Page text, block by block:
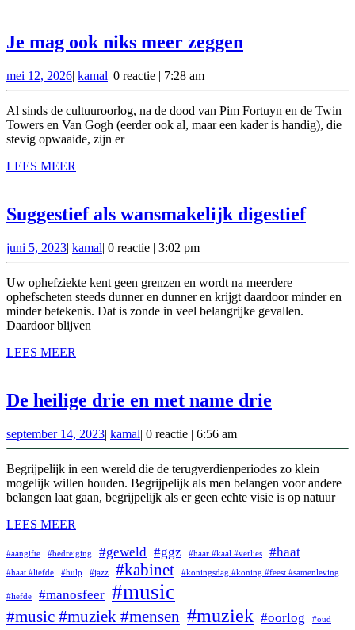
Je mag ook niks meer zeggen
niks
meer
mei 12, 2026mei
12,
2026
| kamalkamal
| 0 reactie | 7:28 am
Al sinds de cultuuroorlog, na de dood van Pim Fortuyn en de Twin
Towers en Van Gogh (eerder ook al, maar een kader is handig), die
stevig opwaaide, zijn er
LEES MEER
Suggestief als wansmakelijk digestief
juni 5, 2023juni
5,
2023
| kamalkamal
| 0 reactie | 3:02 pm
Uw ophefziekte kent geen grenzen en wordt na meerdere
ophefscheten steeds dunner en dunner en krijgt daardoor minder en
minder betekenis. Dat is zonde in veel belangrijke gevallen.
Daardoor blijven
LEES MEER
De heilige drie en met name drie
en
met
name
september 14, 2023september
14,
2023
| kamalkamal
| 0 reactie | 6:56 am
Begrijpelijk in een wereld die de terugverdienperiodes zo klein
mogelijk willen houden. Begrijpelijk als men belangen voor andere
belangen laat gaan, begrijpelijk als er geen echte visie is op natuur
LEES MEER
#aangifte #bedreiging #geweld #ggz #haar #kaal #verlies #haat
#haat #liefde #hulp #jazz #kabinet #koningsdag #koning #feest #samenleving
#liefde #manosfeer #music
#music #muziek #mensen #muziek #oorlog #oud